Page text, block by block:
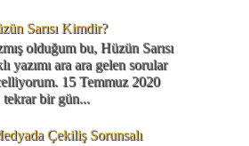
Sarısı Kimdir?
olduğum bu, Hüzün Sarısı
yazımı ara ara gelen sorular
15 Temmuz 2020
tekrar bir gün...
Çekiliş Sorunsalı